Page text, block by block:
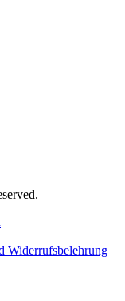
Widerrufsbelehrung